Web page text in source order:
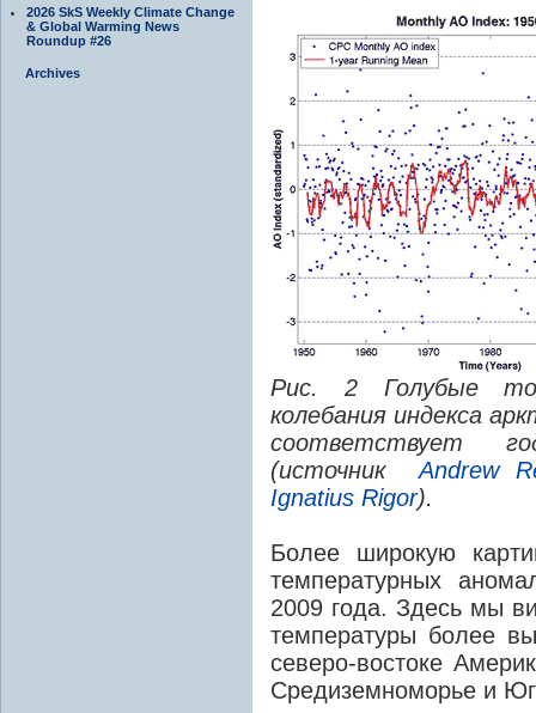
2026 SkS Weekly Climate Change
& Global Warming News
Roundup #26
Archives
Рис. 2 Голубые
колебания индекса
соответствует
(источникAndrew
Ignatius Rigor).
Более широкую
температурных
2009 года. Здесь мы
температуры более
северо-востоке
Средиземноморье и